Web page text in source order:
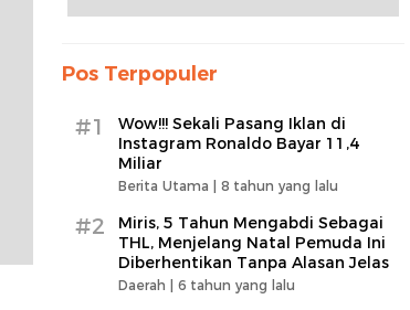
Pos Terpopuler
#1
Wow!!! Sekali Pasang Iklan di
Instagram Ronaldo Bayar 11,4
Miliar
Berita Utama | 8 tahun yang lalu
#2
Miris, 5 Tahun Mengabdi Sebagai
THL, Menjelang Natal Pemuda Ini
Diberhentikan Tanpa Alasan Jelas
Daerah | 6 tahun yang lalu